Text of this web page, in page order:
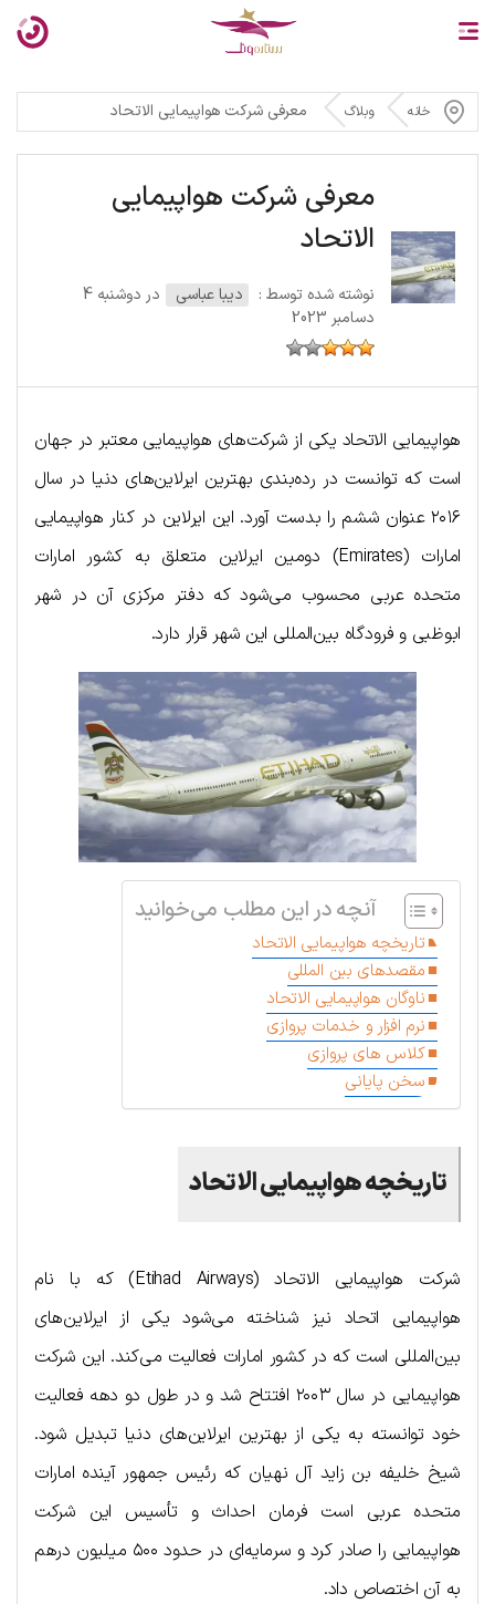
خانه وبلاگ معرفی شرکت هواپیمایی الاتحاد
معرفی شرکت هواپیمایی
الاتحاد
نوشته شده توسط : دیبا عباسی
در دوشنبه 4
دسامبر 2023
هواپیمایی الاتحاد یکی از شرکت‌های هواپیمایی معتبر در جهان
است که توانست در رده‌بندی بهترین ایرلاین‌های دنیا در سال
۲۰۱۶ عنوان ششم را بدست آورد. این ایرلاین در کنار هواپیمایی
امارات (Emirates) دومین ایرلاین متعلق به کشور امارات
متحده عربی محسوب می‌شود که دفتر مرکزی آن در شهر
ابوظبی و فرودگاه بین‌المللی این شهر قرار دارد.
آنچه در این مطلب می‌خوانید
تاریخچه هواپیمایی الاتحاد
مقصدهای بین المللی
ناوگان هواپیمایی الاتحاد
نرم افزار و خدمات پروازی
کلاس های پروازی
سخن پایانی
تاریخچه هواپیمایی الاتحاد
شرکت هواپیمایی الاتحاد (Etihad Airways) که با نام
هواپیمایی اتحاد نیز شناخته می‌شود یکی از ایرلاین‌های
بین‌المللی است که در کشور امارات فعالیت می‌کند. این شرکت
هواپیمایی در سال ۲۰۰۳ افتتاح شد و در طول دو دهه فعالیت
خود توانسته به یکی از بهترین ایرلاین‌های دنیا تبدیل شود.
شیخ خلیفه بن زاید آل نهیان که رئیس جمهور آینده امارات
متحده عربی است فرمان احداث و تأسیس این شرکت
هواپیمایی را صادر کرد و سرمایه‌ای در حدود ۵۰۰ میلیون درهم
به آن اختصاص داد.